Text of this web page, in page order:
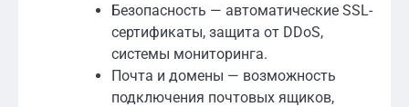
Безопасность — автоматические SSL-
сертификаты, защита от DDoS,
системы мониторинга.
Почта и домены — возможность
подключения почтовых ящиков,